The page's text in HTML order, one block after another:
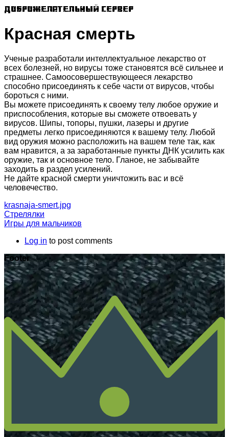
Доброжелательный сервер
Красная смерть
Ученые разработали интеллектуальное лекарство от
всех болезней, но вирусы тоже становятся всё сильнее и
страшнее. Самоосовершествующееся лекарство
способно присоединять к себе части от вирусов, чтобы
бороться с ними.
Вы можете присоединять к своему телу любое оружие и
приспособления, которые вы сможете отвоевать у
вирусов. Шипы, топоры, пушки, лазеры и другие
предметы легко присоединяются к вашему телу. Любой
вид оружия можно расположить на вашем теле так, как
вам нравится, а за заработанные пункты ДНК усилить как
оружие, так и основное тело. Гланое, не забывайте
заходить в раздел усилений.
Не дайте красной смерти уничтожить вас и всё
человечество.
krasnaja-smert.jpg
Стрелялки
Игры для мальчиков
Log in to post comments
Footer